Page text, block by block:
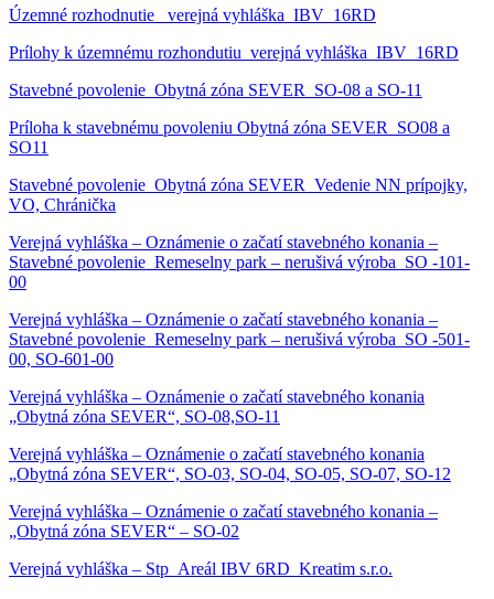
Územné rozhodnutie _verejná vyhláška_IBV_16RD
Prílohy k územnému rozhondutiu_verejná vyhláška_IBV_16RD
Stavebné povolenie_Obytná zóna SEVER_SO-08 a SO-11
Príloha k stavebnému povoleniu Obytná zóna SEVER_SO08 a
SO11
Stavebné povolenie_Obytná zóna SEVER_Vedenie NN prípojky,
VO, Chránička
Verejná vyhláška – Oznámenie o začatí stavebného konania –
Stavebné povolenie_Remeselny park – nerušivá výroba_SO -101-
00
Verejná vyhláška – Oznámenie o začatí stavebného konania –
Stavebné povolenie_Remeselny park – nerušivá výroba_SO -501-
00, SO-601-00
Verejná vyhláška – Oznámenie o začatí stavebného konania
„Obytná zóna SEVER“, SO-08,SO-11
Verejná vyhláška – Oznámenie o začatí stavebného konania
„Obytná zóna SEVER“, SO-03, SO-04, SO-05, SO-07, SO-12
Verejná vyhláška – Oznámenie o začatí stavebného konania –
„Obytná zóna SEVER“ – SO-02
Verejná vyhláška – Stp_Areál IBV 6RD_Kreatim s.r.o.